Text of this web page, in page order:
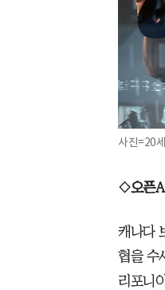
사진=20
◇오픈
캐나다
협을 수
리포니